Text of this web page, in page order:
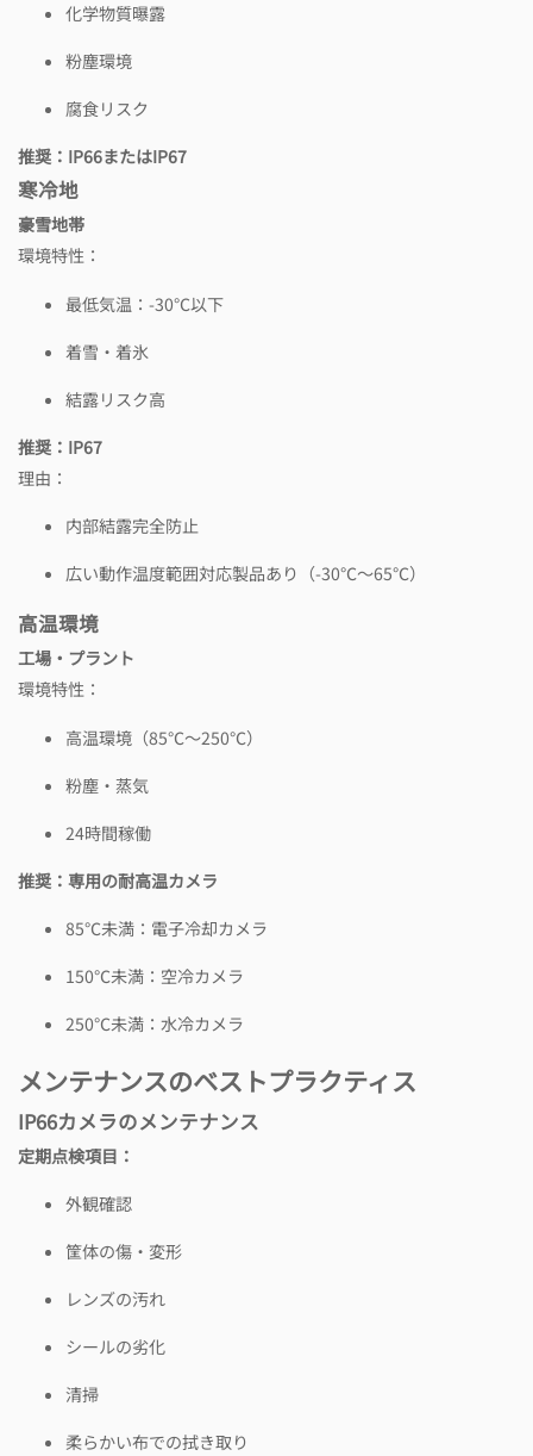
化学物質曝露
粉塵環境
腐食リスク
推奨：IP66またはIP67
寒冷地
豪雪地帯
環境特性：
最低気温：-30℃以下
着雪・着氷
結露リスク高
推奨：IP67
理由：
内部結露完全防止
広い動作温度範囲対応製品あり（-30℃～65℃）
高温環境
工場・プラント
環境特性：
高温環境（85℃～250℃）
粉塵・蒸気
24時間稼働
推奨：専用の耐高温カメラ
85℃未満：電子冷却カメラ
150℃未満：空冷カメラ
250℃未満：水冷カメラ
メンテナンスのベストプラクティス
IP66カメラのメンテナンス
定期点検項目：
外観確認
筐体の傷・変形
レンズの汚れ
シールの劣化
清掃
柔らかい布での拭き取り